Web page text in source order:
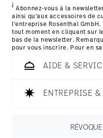
les détails
ici
i Abonnez-vous à la
ainsi qu’aux accessoires de
l’entreprise Rosenthal
tout moment en cliquant sur
bas de la newsletter.
pour vous inscrire. Pour en
AIDE &
ENTREPRISE